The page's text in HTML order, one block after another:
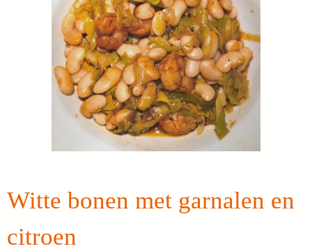
Witte bonen met garnalen en
citroen